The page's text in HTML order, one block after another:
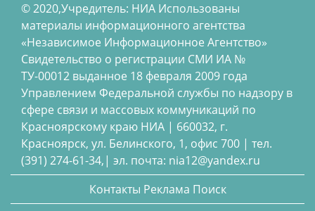
© 2020,Учредитель: НИА Использованы
материалы информационного агентства
«Независимое Информационное Агентство»
Свидетельство о регистрации СМИ ИА №
ТУ-00012 выданное 18 февраля 2009 года
Управлением Федеральной службы по надзору в
сфере связи и массовых коммуникаций по
Красноярскому краю НИА | 660032, г.
Красноярск, ул. Белинского, 1, офис 700 | тел.
(391) 274-61-34,| эл. почта: nia12@yandex.ru
Контакты Реклама Поиск